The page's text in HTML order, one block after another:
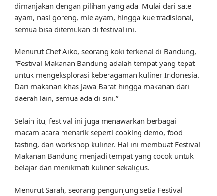
dimanjakan dengan pilihan yang ada. Mulai dari sate
ayam, nasi goreng, mie ayam, hingga kue tradisional,
semua bisa ditemukan di festival ini.
Menurut Chef Aiko, seorang koki terkenal di Bandung,
“Festival Makanan Bandung adalah tempat yang tepat
untuk mengeksplorasi keberagaman kuliner Indonesia.
Dari makanan khas Jawa Barat hingga makanan dari
daerah lain, semua ada di sini.”
Selain itu, festival ini juga menawarkan berbagai
macam acara menarik seperti cooking demo, food
tasting, dan workshop kuliner. Hal ini membuat Festival
Makanan Bandung menjadi tempat yang cocok untuk
belajar dan menikmati kuliner sekaligus.
Menurut Sarah, seorang pengunjung setia Festival